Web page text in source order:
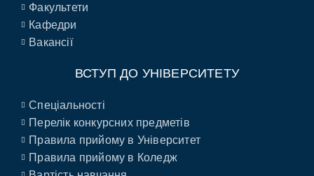
Факультети
Кафедри
Вакансії
ВСТУП ДО УНІВЕРСИТЕТУ
Спеціальності
Перелік конкурсних предметів
Правила прийому в Університет
Правила прийому в Коледж